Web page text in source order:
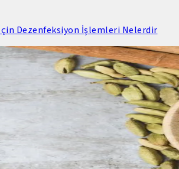
Dezenfeksiyon İşlemleri Nelerdir